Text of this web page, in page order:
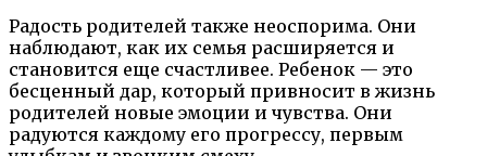
Радость родителей также неоспорима. Они
наблюдают, как их семья расширяется и
становится еще счастливее. Ребенок — это
бесценный дар, который привносит в жизнь
родителей новые эмоции и чувства. Они
радуются каждому его прогрессу, первым